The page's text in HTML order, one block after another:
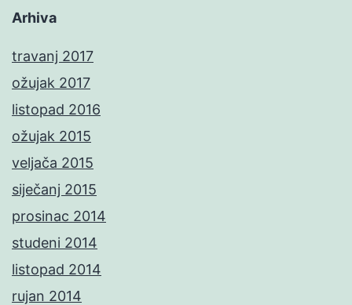
Arhiva
travanj 2017
ožujak 2017
listopad 2016
ožujak 2015
veljača 2015
siječanj 2015
prosinac 2014
studeni 2014
listopad 2014
rujan 2014